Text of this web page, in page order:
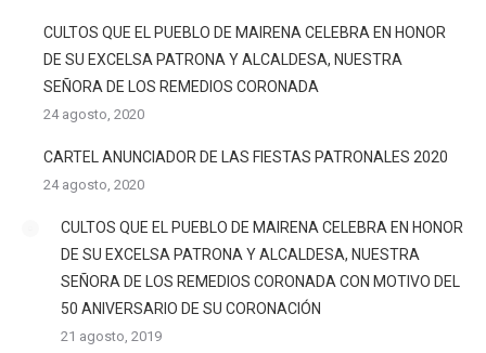
CULTOS QUE EL PUEBLO DE MAIRENA CELEBRA EN HONOR
DE SU EXCELSA PATRONA Y ALCALDESA, NUESTRA
SEÑORA DE LOS REMEDIOS CORONADA
24 agosto, 2020
CARTEL ANUNCIADOR DE LAS FIESTAS PATRONALES 2020
24 agosto, 2020
CULTOS QUE EL PUEBLO DE MAIRENA CELEBRA EN HONOR
DE SU EXCELSA PATRONA Y ALCALDESA, NUESTRA
SEÑORA DE LOS REMEDIOS CORONADA CON MOTIVO DEL
50 ANIVERSARIO DE SU CORONACIÓN
21 agosto, 2019